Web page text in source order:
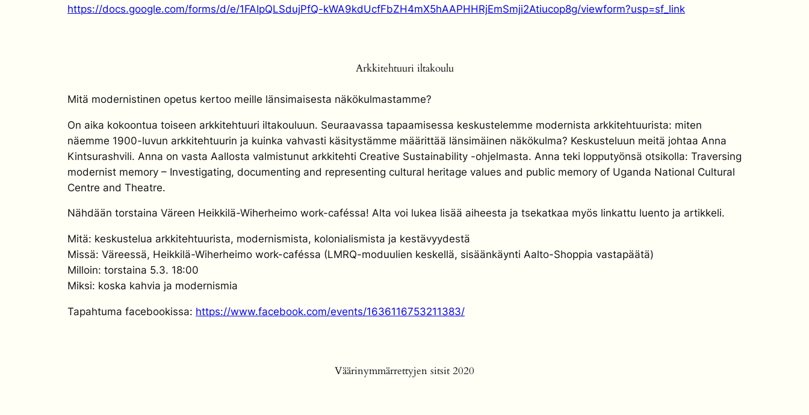
https://docs.google.com/forms/d/e/1FAIpQLSdujPfQ-kWA9kdUcfFbZH4mX5hAAPHHRjEmSmji2Atiucop8g/viewform?usp=sf_link
Arkkitehtuuri iltakoulu
Mitä modernistinen opetus kertoo meille länsimaisesta näkökulmastamme?
On aika kokoontua toiseen arkkitehtuuri iltakouluun. Seuraavassa tapaamisessa keskustelemme modernista arkkitehtuurista: miten
näemme 1900-luvun arkkitehtuurin ja kuinka vahvasti käsitystämme määrittää länsimäinen näkökulma? Keskusteluun meitä johtaa Anna
Kintsurashvili. Anna on vasta Aallosta valmistunut arkkitehti Creative Sustainability -ohjelmasta. Anna teki lopputyönsä otsikolla: Traversing
modernist memory – Investigating, documenting and representing cultural heritage values and public memory of Uganda National Cultural
Centre and Theatre.
Nähdään torstaina Väreen Heikkilä-Wiherheimo work-caféssa! Alta voi lukea lisää aiheesta ja tsekatkaa myös linkattu luento ja artikkeli.
Mitä: keskustelua arkkitehtuurista, modernismista, kolonialismista ja kestävyydestä
Missä: Väreessä, Heikkilä-Wiherheimo work-caféssa (LMRQ-moduulien keskellä, sisäänkäynti Aalto-Shoppia vastapäätä)
Milloin: torstaina 5.3. 18:00
Miksi: koska kahvia ja modernismia
Tapahtuma facebookissa: https://www.facebook.com/events/1636116753211383/
Väärinymmärrettyjen sitsit 2020